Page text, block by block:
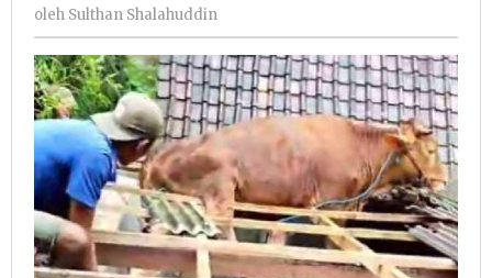
ini
Kronologinya
Sulthan
oleh Sulthan Shalahuddin